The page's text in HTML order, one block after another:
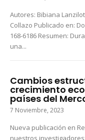
Autores: Bibiana
Collazo Publicado en: Documento de Trabajo CINVE 03/ 2023 ISSN:
168-6186 Resumen: Durante los últimos 25 años se ha asistido a
una...
Cambios
crecimiento
países del
7 Noviembre, 2023
Nueva publicación en
nuestros